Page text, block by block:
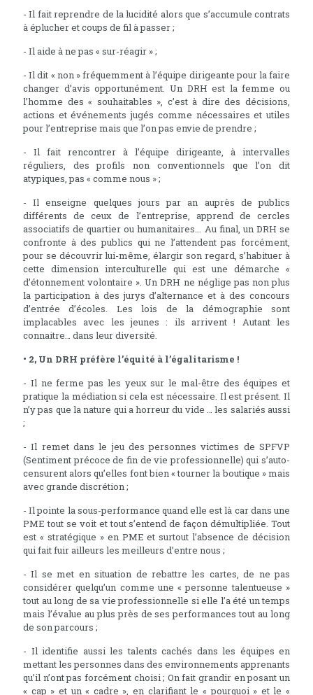
- Il fait reprendre de la lucidité alors que s’accumule contrats
à éplucher et coups de fil à passer ;
- Il aide à ne pas « sur-réagir » ;
- Il dit « non » fréquemment à l’équipe dirigeante pour la faire
changer d’avis opportunément. Un DRH est la femme ou
l’homme des « souhaitables », c’est à dire des décisions,
actions et événements jugés comme nécessaires et utiles
pour l’entreprise mais que l’on pas envie de prendre ;
- Il fait rencontrer à l’équipe dirigeante, à intervalles
réguliers, des profils non conventionnels que l’on dit
atypiques, pas « comme nous » ;
- Il enseigne quelques jours par an auprès de publics
différents de ceux de l’entreprise, apprend de cercles
associatifs de quartier ou humanitaires... Au final, un DRH se
confronte à des publics qui ne l’attendent pas forcément,
pour se découvrir lui-même, élargir son regard, s’habituer à
cette dimension interculturelle qui est une démarche «
d’étonnement volontaire ». Un DRH ne néglige pas non plus
la participation à des jurys d’alternance et à des concours
d’entrée d’écoles. Les lois de la démographie sont
implacables avec les jeunes : ils arrivent ! Autant les
connaitre… dans leur diversité.
• 2, Un DRH préfère l’équité à l’égalitarisme !
- Il ne ferme pas les yeux sur le mal-être des équipes et
pratique la médiation si cela est nécessaire. Il est présent. Il
n’y pas que la nature qui a horreur du vide … les salariés aussi
;
- Il remet dans le jeu des personnes victimes de SPFVP
(Sentiment précoce de fin de vie professionnelle) qui s’auto-
censurent alors qu’elles font bien « tourner la boutique » mais
avec grande discrétion ;
- Il pointe la sous-performance quand elle est là car dans une
PME tout se voit et tout s’entend de façon démultipliée. Tout
est « stratégique » en PME et surtout l’absence de décision
qui fait fuir ailleurs les meilleurs d’entre nous ;
- Il se met en situation de rebattre les cartes, de ne pas
considérer quelqu’un comme une « personne talentueuse »
tout au long de sa vie professionnelle si elle l’a été un temps
mais l’évalue au plus près de ses performances tout au long
de son parcours ;
- Il identifie aussi les talents cachés dans les équipes en
mettant les personnes dans des environnements apprenants
qu’il n’ont pas forcément choisi ; On fait grandir en posant un
« cap » et un « cadre », en clarifiant le « pourquoi » et le «